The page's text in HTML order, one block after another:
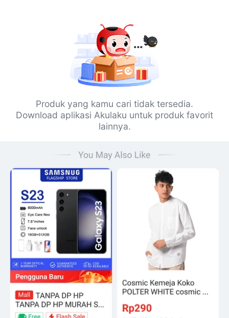
Produk yang kamu cari tidak tersedia.
Download aplikasi Akulaku untuk produk favorit
lainnya.